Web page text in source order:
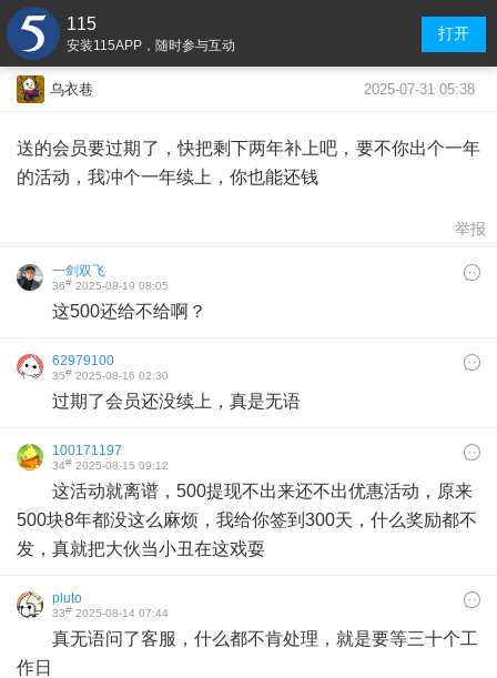
115
安装115APP，随时参与互动
打开
乌衣巷 2025-07-31 05:38
送的会员要过期了，快把剩下两年补上吧，要不你出个一年
的活动，我冲个一年续上，你也能还钱
举报
一剑双飞
36# 2025-08-19 08:05
这500还给不给啊？
62979100
35# 2025-08-16 02:30
过期了会员还没续上，真是无语
100171197
34# 2025-08-15 09:12
这活动就离谱，500提现不出来还不出优惠活动，原来
500块8年都没这么麻烦，我给你签到300天，什么奖励都不
发，真就把大伙当小丑在这戏耍
pluto
33# 2025-08-14 07:44
真无语问了客服，什么都不肯处理，就是要等三十个工
作日